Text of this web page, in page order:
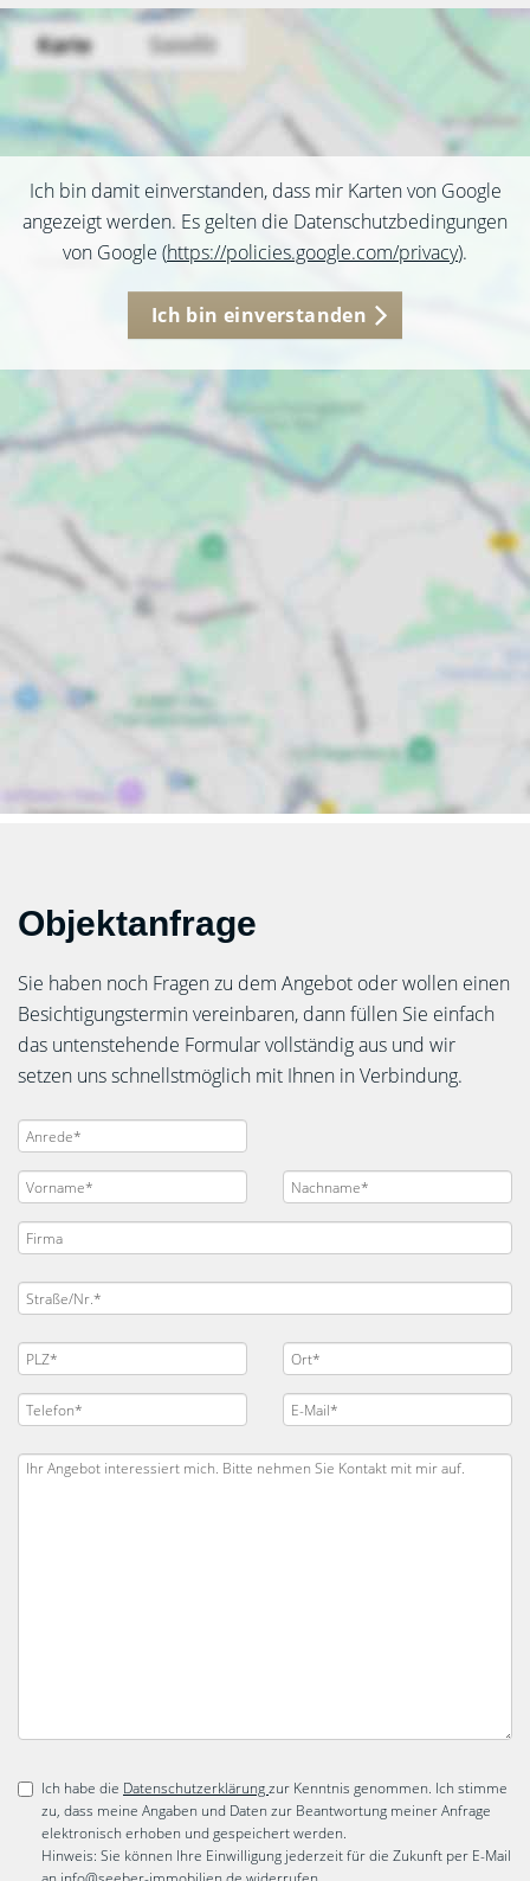
Ich bin damit einverstanden, dass mir Karten von Google
angezeigt werden. Es gelten die Datenschutzbedingungen
von Google (https://policies.google.com/privacy).
Ich bin einverstanden
Objektanfrage
Sie haben noch Fragen zu dem Angebot oder wollen einen
Besichtigungstermin vereinbaren, dann füllen Sie einfach
das untenstehende Formular vollständig aus und wir
setzen uns schnellstmöglich mit Ihnen in Verbindung.
Ich habe die Datenschutzerklärungzur Kenntnis genommen. Ich stimme
zu, dass meine Angaben und Daten zur Beantwortung meiner Anfrage
elektronisch erhoben und gespeichert werden.
Hinweis: Sie können Ihre Einwilligung jederzeit für die Zukunft per E-Mail